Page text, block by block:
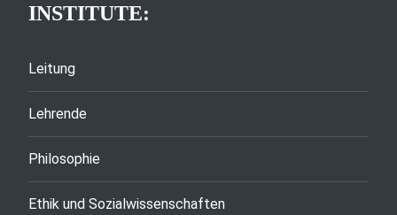
INSTITUTE:
Leitung
Lehrende
Philosophie
Ethik und Sozialwissenschaften